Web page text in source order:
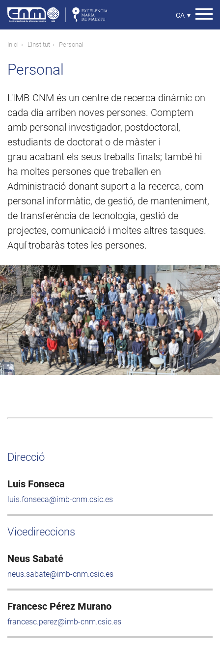
contingut
Select
CA ▾
Fil
Inici L'institut Personal
Personal
L'IMB-CNM és un centre de recerca dinàmic on
cada dia arriben noves persones. Comptem
amb personal investigador, postdoctoral,
estudiants de doctorat o de màster i
grau acabant els seus treballs finals; també hi
ha moltes persones que treballen en
Administració donant suport a la recerca, com
personal informàtic, de gestió, de manteniment,
de transferència de tecnologia, gestió de
projectes, comunicació i moltes altres tasques.
Aquí trobaràs totes les persones.
Direcció
Luis Fonseca
luis.fonseca@imb-cnm.csic.es
Vicedireccions
Neus Sabaté
neus.sabate@imb-cnm.csic.es
Francesc Pérez Murano
francesc.perez@imb-cnm.csic.es